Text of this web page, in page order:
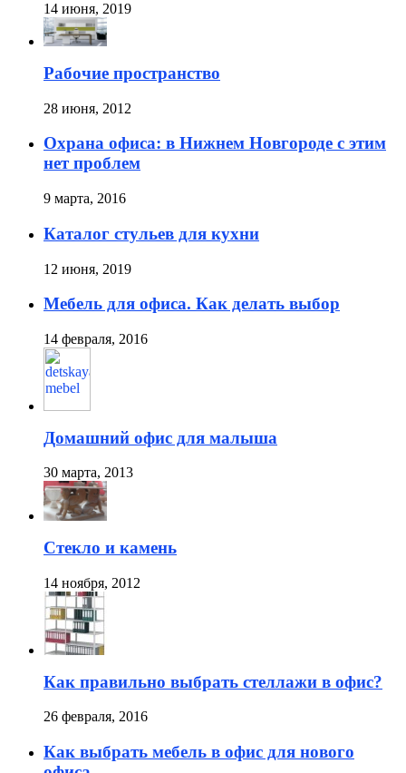
14 июня, 2019
Рабочие пространство
28 июня, 2012
Охрана офиса: в Нижнем Новгороде с этим
нет проблем
9 марта, 2016
Каталог стульев для кухни
12 июня, 2019
Мебель для офиса. Как делать выбор
14 февраля, 2016
Домашний офис для малыша
30 марта, 2013
Стекло и камень
14 ноября, 2012
Как правильно выбрать стеллажи в офис?
26 февраля, 2016
Как выбрать мебель в офис для нового